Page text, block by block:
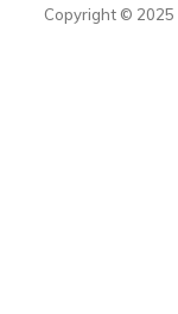
Copyright © 2025